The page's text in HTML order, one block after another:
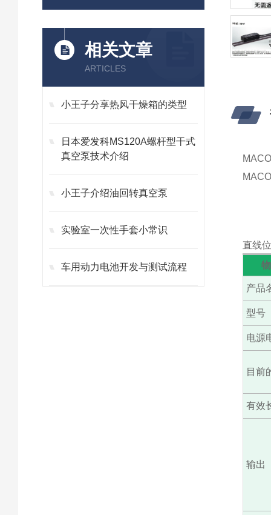
相关文章
ARTICLES
小王子分享热风干燥箱的类型
日本爱发科MS120A螺杆型干式
真空泵技术介绍
小王子介绍油回转真空泵
实验室一次性手套小常识
车用动力电池开发与测试流程
直线
产品
型号
电源
目前
有效
输出